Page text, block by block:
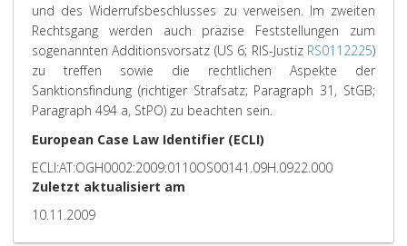
und des Widerrufsbeschlusses zu verweisen. Im zweiten
Rechtsgang werden auch präzise Feststellungen zum
sogenannten Additionsvorsatz (US 6; RIS-Justiz RS0112225)
zu treffen sowie die rechtlichen Aspekte der
Sanktionsfindung (richtiger Strafsatz; Paragraph 31, StGB;
Paragraph 494 a, StPO) zu beachten sein.
European Case Law Identifier (ECLI)
ECLI:AT:OGH0002:2009:0110OS00141.09H.0922.000
Zuletzt aktualisiert am
10.11.2009